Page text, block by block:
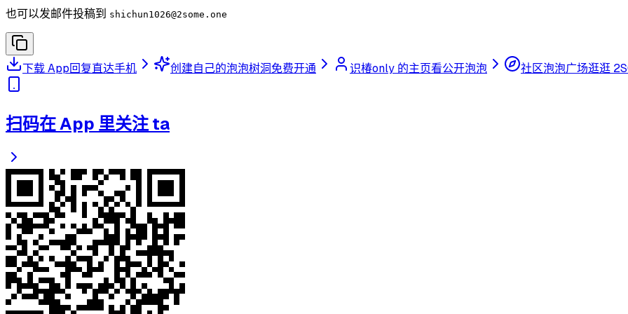
也可以发邮件投稿到 shichun1026@2some.one
下载 App回复直达手机 创建自己的泡泡树洞免费开通 识椿only 的主页看公开泡泡 社区泡泡广场逛逛
扫码在 App 里关注 ta